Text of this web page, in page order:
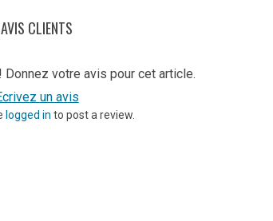
AVIS CLIENTS
votre avis pour cet article.
un avis
logged in to post a review.